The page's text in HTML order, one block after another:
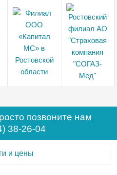
позвоните нам
38-26-04
и цены